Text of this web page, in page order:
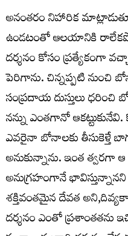
అనంతరం నిహారిక
ఉండటంతో ఆలయానికి
దర్శనం కోసం ప్రత్యేకంగా
పెరిగాను. చిన్నప్పటి
సంప్రదాయ దుస్తులు ధరించి
నన్ను ఎంతగానో
ఎవరైనా బోనాలకు తీసుకెళ్తే
అనుకున్నాను. ఇంత
అనుగ్రహంగానే
శక్తివంతమైన దేవత
దర్శనం ఎంతో ప్రశాంతతను